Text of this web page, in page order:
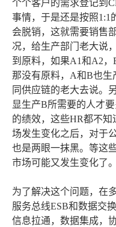
个个客户的需求登记到
事情，于是还是按照1:1
会脱销，这就需要销售
况，给生产部门老大说
到原料，如果A1和A2，
那没有原料，A和B也
同供应链的老大去说。
显生产B所需要的人才
的绩效，这些HR都不
场发生变化之后，对于
也是两眼一抹黑。等这
市场可能又发生变化了。
为了解决这个问题，在
服务总线ESB和数据交
信息拉通，数据集成，